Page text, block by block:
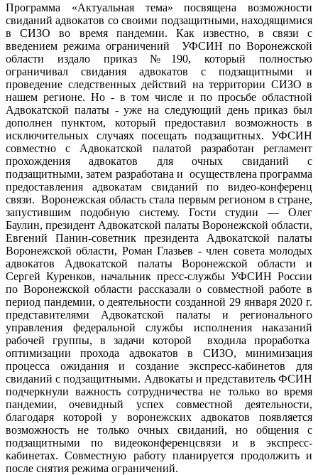
Программа «Актуальная тема» посвящена возможности
свиданий адвокатов со своими подзащитными, находящимися
в СИЗО во время пандемии. Как известно, в связи с
введением режима ограничений УФСИН по Воронежской
области издало приказ №190, который полностью
ограничивал свидания адвокатов с подзащитными и
проведение следственных действий на территории СИЗО в
нашем регионе. Но - в том числе и по просьбе областной
Адвокатской палаты - уже на следующий день приказ был
дополнен пунктом, который предоставил возможность в
исключительных случаях посещать подзащитных. УФСИН
совместно с Адвокатской палатой разработан регламент
прохождения адвокатов для очных свиданий с
подзащитными, затем разработана и осуществлена программа
предоставления адвокатам свиданий по видео-конференц
связи. Воронежская область стала первым регионом в стране,
запустившим подобную систему. Гости студии — Олег
Баулин, президент Адвокатской палаты Воронежской области,
Евгений Панин-советник президента Адвокатской палаты
Воронежской области, Роман Глазьев - член совета молодых
адвокатов Адвокатской палаты Воронежской области и
Сергей Куренков, начальник пресс-службы УФСИН России
по Воронежской области рассказали о совместной работе в
период пандемии, о деятельности созданной 29 января 2020 г.
представителями Адвокатской палаты и регионального
управления федеральной службы исполнения наказаний
рабочей группы, в задачи которой входила проработка
оптимизации прохода адвокатов в СИЗО, минимизация
процесса ожидания и создание экспресс-кабинетов для
свиданий с подзащитными. Адвокаты и представитель ФСИН
подчеркнули важность сотрудничества не только во время
пандемии, очевидный успех совместной деятельности,
благодаря которой у воронежских адвокатов появляется
возможность не только очных свиданий, но общения с
подзащитными по видеоконференцсвязи и в экспресс-
кабинетах. Совместную работу планируется продолжить и
после снятия режима ограничений.